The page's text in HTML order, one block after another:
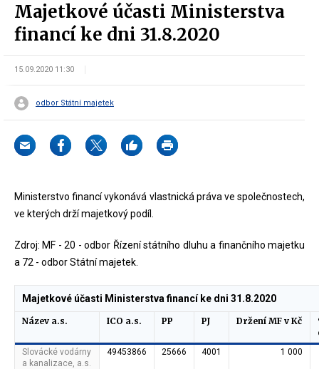
Majetkové účasti Ministerstva
financí ke dni 31.8.2020
15.09.2020 11:30
odbor Státní majetek
Ministerstvo financí vykonává vlastnická práva ve společnostech,
ve kterých drží majetkový podíl.
Zdroj: MF - 20 - odbor Řízení státního dluhu a finančního majetku
a 72 - odbor Státní majetek.
Majetkové účasti Ministerstva financí ke dni 31.8.2020
Název a.s. ICO a.s. PP PJ Držení MF v Kč
Slovácké vodárny
a kanalizace, a.s.
49453866 25666 4001 1 000